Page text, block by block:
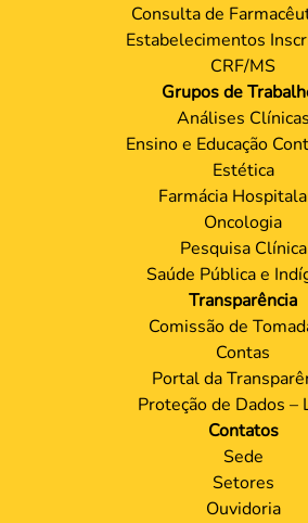
Consulta de
Estabelecimentos
CRF/MS
Grupos de
Análises Clínicas
Ensino e Educação
Estética
Farmácia
Oncologia
Pesquisa Clínica
Saúde Pública e
Transparência
Comissão de
Contas
Portal da
Proteção de Dados –
Contatos
Sede
Setores
Ouvidoria